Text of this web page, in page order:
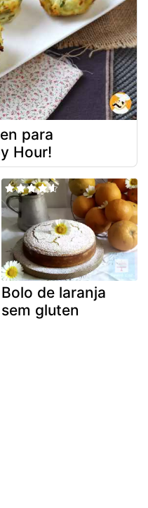
para
Hour!
Bolo de laranja
sem gluten